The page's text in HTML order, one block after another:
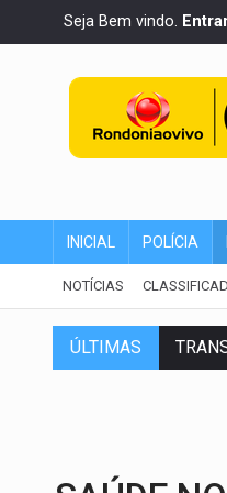
Seja Bem vindo.
INICIAL POLÍCIA
NOTÍCIAS
ÚLTIMAS